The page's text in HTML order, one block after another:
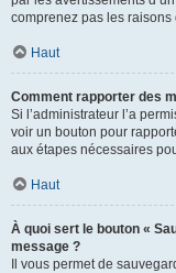
comprenez pas les raisons
Haut
Comment rapporter des
Si l’administrateur l’a
voir un bouton pour
aux étapes nécessaires
Haut
À quoi sert le bouton «
message ?
Il vous permet de